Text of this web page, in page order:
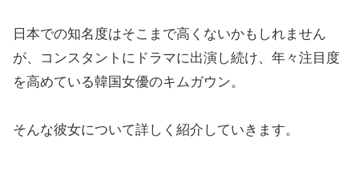
日本での知名度はそこまで高くないかもしれません
が、コンスタントにドラマに出演し続け、年々注目度
を高めている韓国女優のキムガウン。
そんな彼女について詳しく紹介していきます。